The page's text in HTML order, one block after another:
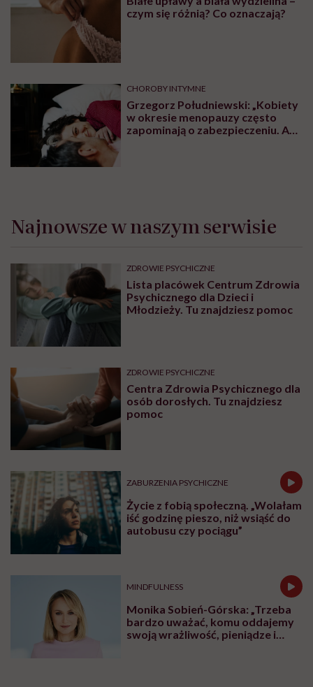
czym się różnią? Co oznaczają?
CHOROBY INTYMNE
Grzegorz Południewski: „Kobiety
w okresie menopauzy często
zapominają o zabezpieczeniu. A
Najnowsze w naszym serwisie
ZDROWIE PSYCHICZNE
Lista placówek Centrum Zdrowia
Psychicznego dla Dzieci i
Młodzieży. Tu znajdziesz pomoc
ZDROWIE PSYCHICZNE
Centra Zdrowia Psychicznego dla
osób dorosłych. Tu znajdziesz
pomoc
ZABURZENIA PSYCHICZNE
Życie z fobią społeczną. „Wolałam
iść godzinę pieszo, niż wsiąść do
autobusu czy pociągu”
MINDFULNESS
Monika Sobień-Górska: „Trzeba
bardzo uważać, komu oddajemy
swoją wrażliwość, pieniądze i